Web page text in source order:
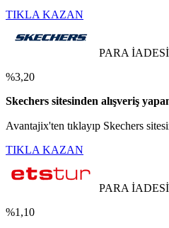
TIKLA KAZAN
PARA İADESİ
%3,20
Skechers sitesinden alışveriş
Avantajix'ten tıklayıp Skechers
TIKLA KAZAN
PARA İADESİ
%1,10